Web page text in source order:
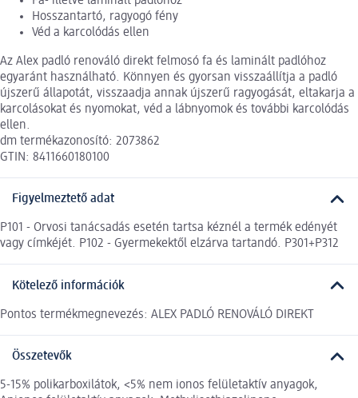
Hosszantartó, ragyogó fény
Véd a karcolódás ellen
Az Alex padló renováló direkt felmosó fa és laminált padlóhoz
egyaránt használható. Könnyen és gyorsan visszaállítja a padló
újszerű állapotát, visszaadja annak újszerű ragyogását, eltakarja a
karcolásokat és nyomokat, véd a lábnyomok és további karcolódás
ellen.
dm termékazonosító: 2073862
GTIN: 8411660180100
Figyelmeztető adat
P101 - Orvosi tanácsadás esetén tartsa kéznél a termék edényét
vagy címkéjét. P102 - Gyermekektől elzárva tartandó. P301+P312
Kötelező információk
Pontos termékmegnevezés: ALEX PADLÓ RENOVÁLÓ DIREKT
Összetevők
5-15% polikarboxilátok, <5% nem ionos felületaktív anyagok,